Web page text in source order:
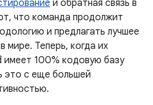
и обратная связь в
что команда продолжит
и предлагать лучшее
мире. Теперь, когда их
имеет 100% кодовую базу
это с еще большей